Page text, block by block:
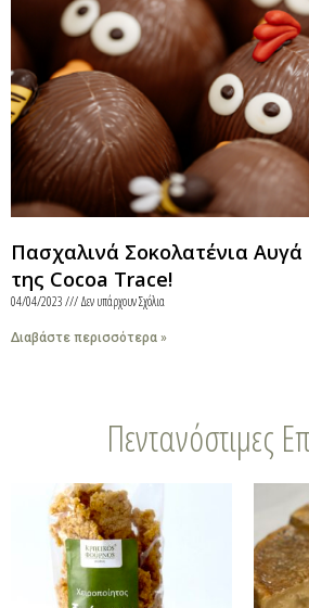
Πασχαλινά Σοκολατένια
της Cocoa Trace!
04/04/2023 Δεν υπάρχουν Σχόλια
Διαβάστε περισσότερα »
Πεντανόστιμες